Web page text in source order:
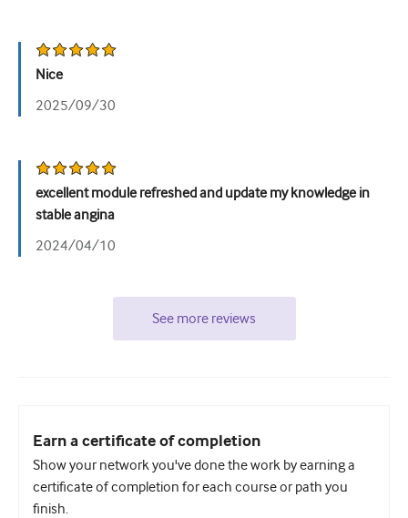
Nice
2025/09/30
excellent module refreshed and update my knowledge in
stable angina
2024/04/10
See more reviews
Earn a certificate of completion
Show your network you've done the work by earning a
certificate of completion for each course or path you
finish.